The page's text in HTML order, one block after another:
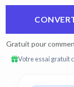
Gratuit pour
Votre essai gratuit